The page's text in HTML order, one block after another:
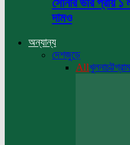
সোনার ভরি প্রায় ১
দামও
অন্যান্য
দেশজুড়ে
Allখুলনাচট্টগ্রাম